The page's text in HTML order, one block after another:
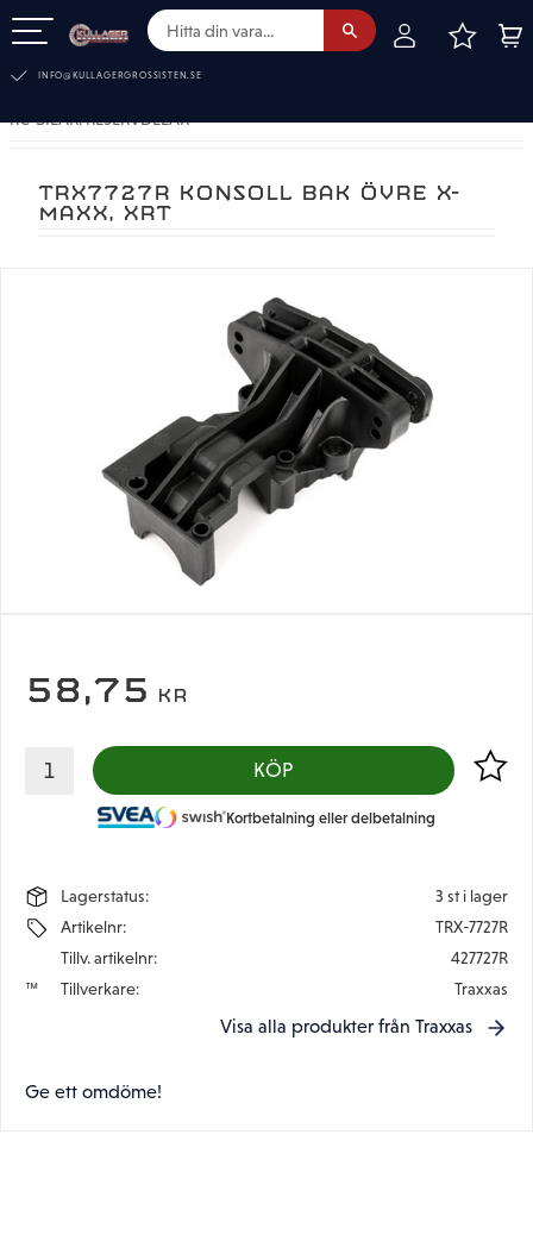
INFO@KULLAGERGROSSISTEN.SE
RC-BILAR. RESERVDELAR
TRX7727R KONSOLL BAK ÖVRE X-
MAXX, XRT
58,75 KR
KÖP Lägg
Kortbetalning eller delbetalning
Lagerstatus
3 st i lager
Artikelnr
TRX-7727R
Tillv. artikelnr
427727R
Tillverkare
Traxxas
Visa alla produkter från Traxxas
Ge ett omdöme!